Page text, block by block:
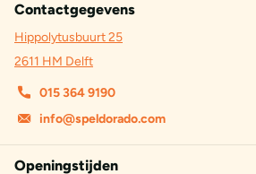
Contactgegevens
Hippolytusbuurt 25
2611 HM Delft
015 364 9190
info@speldorado.com
Openingstijden